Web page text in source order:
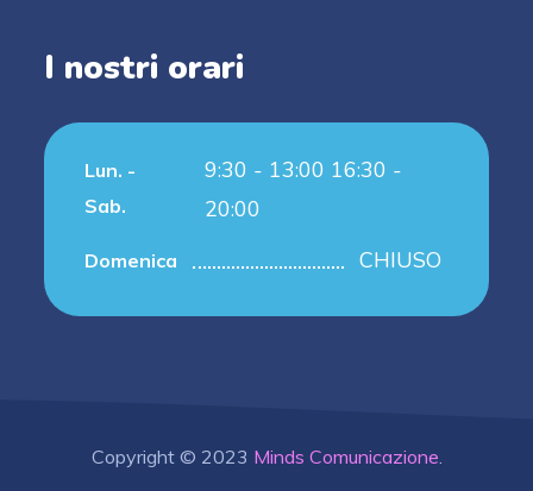
I nostri orari
Lun. -
Sab.
9:30 - 13:00 16:30 -
20:00
Domenica CHIUSO
Copyright © 2023 Minds Comunicazione